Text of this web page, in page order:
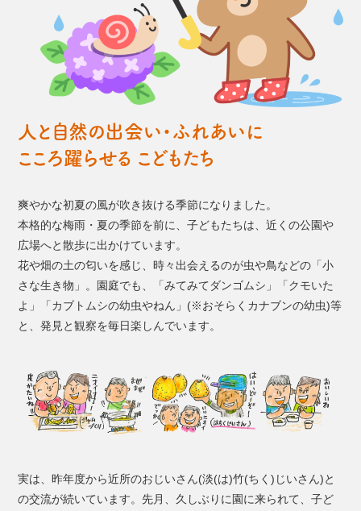
人と自然の出会い・ふれあいに
こころ躍らせる こどもたち
爽やかな初夏の風が吹き抜ける季節になりました。
本格的な梅雨・夏の季節を前に、子どもたちは、近くの公園や
広場へと散歩に出かけています。
花や畑の土の匂いを感じ、時々出会えるのが虫や鳥などの「小
さな生き物」。園庭でも、「みてみてダンゴムシ」「クモいた
よ」「カブトムシの幼虫やねん」(※おそらくカナブンの幼虫)等
と、発見と観察を毎日楽しんでいます。
実は、昨年度から近所のおじいさん(淡(は)竹(ちく)じいさん)と
の交流が続いています。先月、久しぶりに園に来られて、子ど